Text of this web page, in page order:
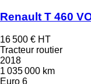
Renault T 460
16 500 € HT
Tracteur routier
2018
1 035 000 km
Euro 6